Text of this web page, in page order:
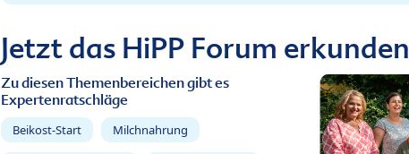
Jetzt das HiPP Forum erkunden
Zu diesen Themenbereichen gibt es
Expertenratschläge
Beikost-Start Milchnahrung